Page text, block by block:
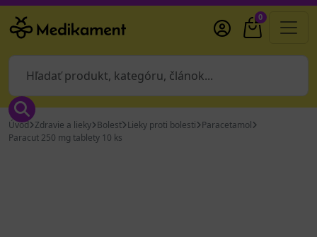
0
Úvod Zdravie a lieky Bolesť Lieky proti bolesti Paracetamol
Paracut 250 mg tablety 10 ks